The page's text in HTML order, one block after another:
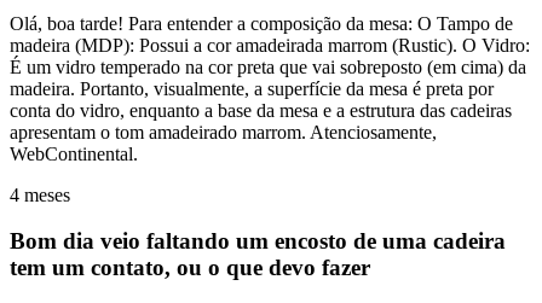
Olá, boa tarde! Para entender a composição da mesa: O Tampo de
madeira (MDP): Possui a cor amadeirada marrom (Rustic). O Vidro:
É um vidro temperado na cor preta que vai sobreposto (em cima) da
madeira. Portanto, visualmente, a superfície da mesa é preta por
conta do vidro, enquanto a base da mesa e a estrutura das cadeiras
apresentam o tom amadeirado marrom. Atenciosamente,
WebContinental.
4 meses
Bom dia veio faltando um encosto de uma cadeira
tem um contato, ou o que devo fazer